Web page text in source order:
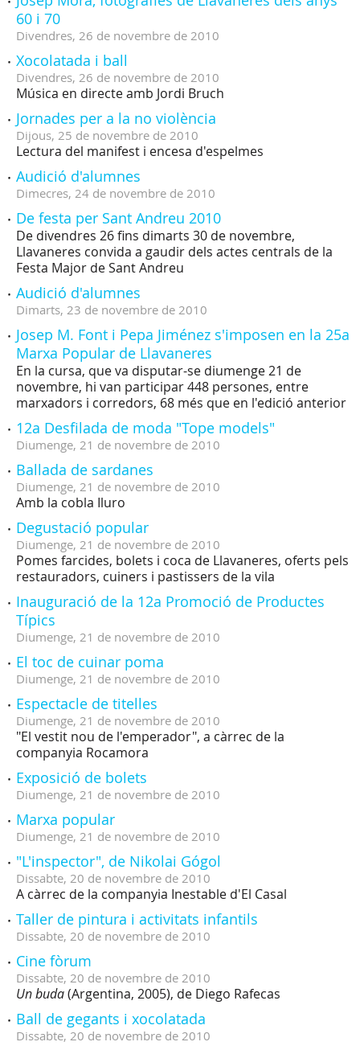
60 i 70
Divendres, 26 de novembre de 2010
Xocolatada i ball
Divendres, 26 de novembre de 2010
Música en directe amb Jordi Bruch
Jornades per a la no violència
Dijous, 25 de novembre de 2010
Lectura del manifest i encesa d'espelmes
Audició d'alumnes
Dimecres, 24 de novembre de 2010
De festa per Sant Andreu 2010
De divendres 26 fins dimarts 30 de novembre,
Llavaneres convida a gaudir dels actes centrals de la
Festa Major de Sant Andreu
Audició d'alumnes
Dimarts, 23 de novembre de 2010
Josep M. Font i Pepa Jiménez s'imposen en la 25a
Marxa Popular de Llavaneres
En la cursa, que va disputar-se diumenge 21 de
novembre, hi van participar 448 persones, entre
marxadors i corredors, 68 més que en l'edició anterior
12a Desfilada de moda "Tope models"
Diumenge, 21 de novembre de 2010
Ballada de sardanes
Diumenge, 21 de novembre de 2010
Amb la cobla Iluro
Degustació popular
Diumenge, 21 de novembre de 2010
Pomes farcides, bolets i coca de Llavaneres, oferts pels
restauradors, cuiners i pastissers de la vila
Inauguració de la 12a Promoció de Productes
Típics
Diumenge, 21 de novembre de 2010
El toc de cuinar poma
Diumenge, 21 de novembre de 2010
Espectacle de titelles
Diumenge, 21 de novembre de 2010
"El vestit nou de l'emperador", a càrrec de la
companyia Rocamora
Exposició de bolets
Diumenge, 21 de novembre de 2010
Marxa popular
Diumenge, 21 de novembre de 2010
"L'inspector", de Nikolai Gógol
Dissabte, 20 de novembre de 2010
A càrrec de la companyia Inestable d'El Casal
Taller de pintura i activitats infantils
Dissabte, 20 de novembre de 2010
Cine fòrum
Dissabte, 20 de novembre de 2010
Un buda(Argentina, 2005), de Diego Rafecas
Ball de gegants i xocolatada
Dissabte, 20 de novembre de 2010